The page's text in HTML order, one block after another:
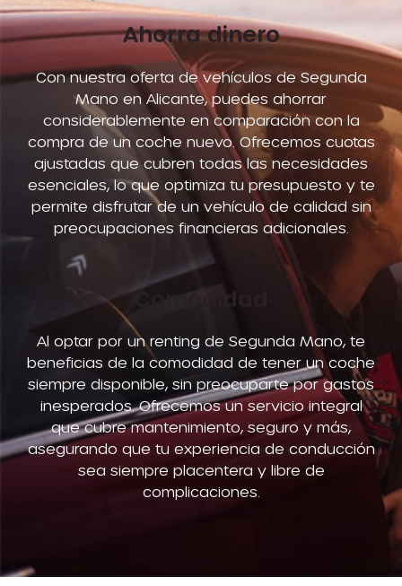
Ahorra dinero
Con nuestra oferta de vehículos de Segunda
Mano en Alicante, puedes ahorrar
considerablemente en comparación con la
compra de un coche nuevo. Ofrecemos cuotas
ajustadas que cubren todas las necesidades
esenciales, lo que optimiza tu presupuesto y te
permite disfrutar de un vehículo de calidad sin
preocupaciones financieras adicionales.
Comodidad
Al optar por un renting de Segunda Mano, te
beneficias de la comodidad de tener un coche
siempre disponible, sin preocuparte por gastos
inesperados. Ofrecemos un servicio integral
que cubre mantenimiento, seguro y más,
asegurando que tu experiencia de conducción
sea siempre placentera y libre de
complicaciones.